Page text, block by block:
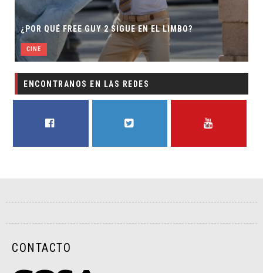
¿POR QUÉ FREE GUY 2 SIGUE EN EL LIMBO?
CINE
ENCONTRANOS EN LAS REDES
CONTACTO